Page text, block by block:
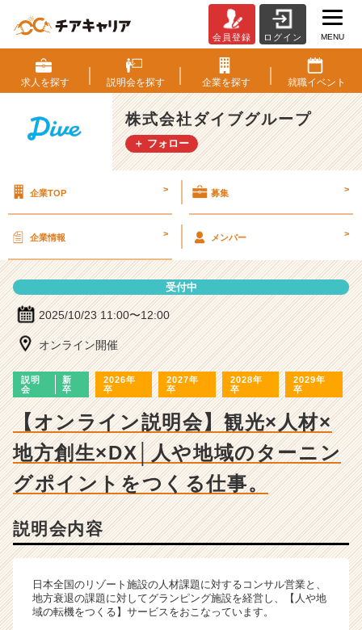
式
会
社
ダ
イ
ブ
プ
明
会
詳
細
チ
ャ
ー・
成
長
企
業
ト
が
届
会員登録 ログイン MENU
求人を探す 説明会を探す 企業を探す 就職イベント
株式会社ダイブグループ
＋ フォロー
企業TOP > 募集 >
企業情報 > メンバー >
受付中
2025/10/23 11:00〜12:00
オンライン開催
説明
会
新
卒
2026年
卒
2027年
卒
2028年
卒
2029年
卒
【オンライン説明会】観光×人材×
地方創生×DX│人や地域のターニン
グポイントをつくる仕事。
説明会内容
日本全国のリゾート施設の人材課題に対するコンサル営業と、
地方衰退の課題に対してグランピング施設を経営し、【人や地
域の転機をつくる】サービスをおこなっています。